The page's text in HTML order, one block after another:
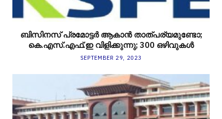
ബിസിനസ് പ്രമോട്ടർ ആകാന്‍ താത്പര്യമുണ്ടോ;
കെ.എസ്.എഫ്.ഇ വിളിക്കുന്നു; 300 ഒഴിവുകള്‍
SEPTEMBER 29, 2023